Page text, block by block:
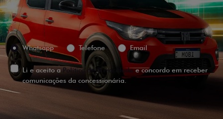
Preferência de contato:
Whatsapp
Telefone Email
Li e aceito aPolítica de Privacidadee concordo em receber
comunicações da concessionária.